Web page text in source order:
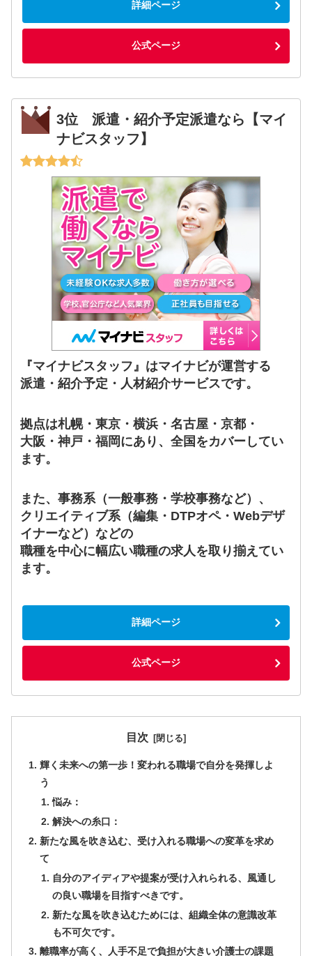
詳細ページ
公式ページ
3位 派遣・紹介予定派遣なら【マイ
ナビスタッフ】
『マイナビスタッフ』はマイナビが運営する
派遣・紹介予定・人材紹介サービスです。
拠点は札幌・東京・横浜・名古屋・京都・
大阪・神戸・福岡にあり、全国をカバーしてい
ます。
また、事務系（一般事務・学校事務など）、
クリエイティブ系（編集・DTPオペ・Webデザ
イナーなど）などの
職種を中心に幅広い職種の求人を取り揃えてい
ます。
詳細ページ
公式ページ
目次
輝く未来への第一歩！変われる職場で自分を発揮しよ
う
悩み：
解決への糸口：
新たな風を吹き込む、受け入れる職場への変革を求め
て
自分のアイディアや提案が受け入れられる、風通し
の良い職場を目指すべきです。
新たな風を吹き込むためには、組織全体の意識改革
も不可欠です。
離職率が高く、人手不足で負担が大きい介護士の課題